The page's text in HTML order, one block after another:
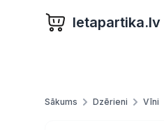
letapartika.lv
Sākums Dzērieni Vīni